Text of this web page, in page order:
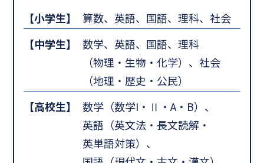
【小学生】
算数、英語、国語、理科、社会
【中学生】
数学、英語、国語、理科
（物理・生物・化学）、社会
（地理・歴史・公民）
【高校生】
数学（数学I・Ⅱ・A・B）、
英語（英文法・長文読解・
英単語対策）、